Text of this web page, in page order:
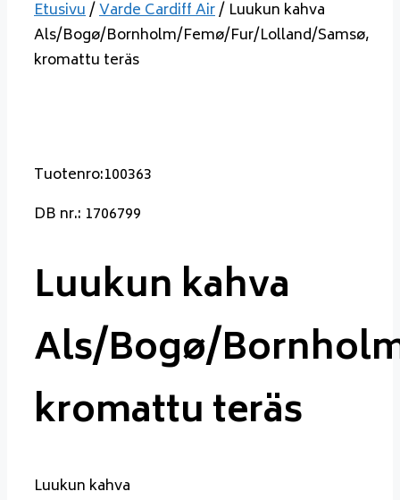
Etusivu/Varde Cardiff Air/ Luukun kahva
Als/Bogø/Bornholm/Femø/Fur/Lolland/Samsø,
kromattu teräs
Tuotenro:100363
DB nr.: 1706799
Luukun kahva
Als/Bogø/
kromattu teräs
Luukun kahva